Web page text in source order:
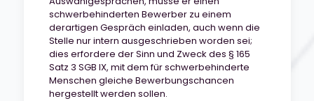
schwerbehinderten Bewerber zu einem
derartigen Gespräch einladen, auch wenn die
Stelle nur intern ausgeschrieben worden sei;
dies erfordere der Sinn und Zweck des § 165
Satz 3 SGB IX, mit dem für schwerbehinderte
Menschen gleiche Bewerbungschancen
hergestellt werden sollen.